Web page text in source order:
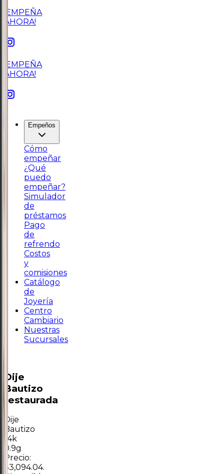
¡EMPEÑA
AHORA!
¡EMPEÑA
AHORA!
Empeños
Cómo
empeñar
¿Qué
puedo
empeñar?
Simulador
de
préstamos
Pago
de
refrendo
Costos
y
comisiones
Catálogo
de
Joyería
Centro
Cambiario
Nuestras
Sucursales
Dije
Bautizo
restaurada
Dije
Bautizo
14k
0.9g
Precio:
$3,094.04.